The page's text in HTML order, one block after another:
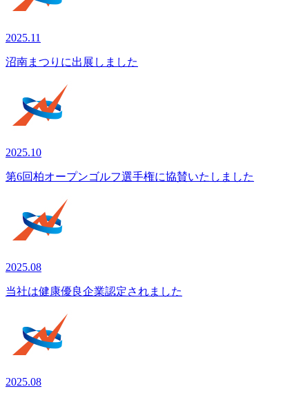
2025.11
沼南まつりに出展しました
2025.10
第6回柏オープンゴルフ選手権に協賛いたしました
2025.08
当社は健康優良企業認定されました
2025.08